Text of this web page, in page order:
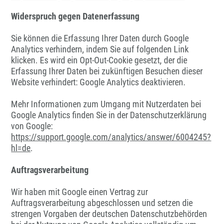
Widerspruch gegen Datenerfassung
Sie können die Erfassung Ihrer Daten durch Google
Analytics verhindern, indem Sie auf folgenden Link
klicken. Es wird ein Opt-Out-Cookie gesetzt, der die
Erfassung Ihrer Daten bei zukünftigen Besuchen dieser
Website verhindert: Google Analytics deaktivieren.
Mehr Informationen zum Umgang mit Nutzerdaten bei
Google Analytics finden Sie in der Datenschutzerklärung
von Google:
https://support.google.com/analytics/answer/6004245?
hl=de.
Auftragsverarbeitung
Wir haben mit Google einen Vertrag zur
Auftragsverarbeitung abgeschlossen und setzen die
strengen Vorgaben der deutschen Datenschutzbehörden